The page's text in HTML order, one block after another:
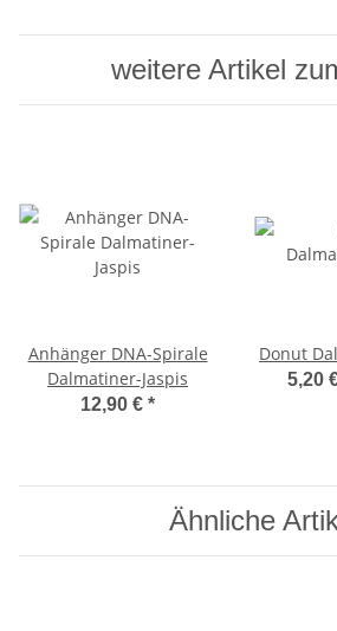
weitere Artikel
Anhänger DNA-Spirale
Dalmatiner-Jaspis
12,90 € *
Donut
5,20
Ähnliche